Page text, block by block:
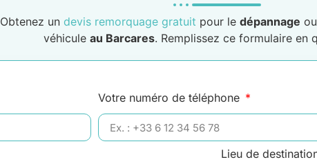
Obtenez un devis remorquage gratuit pour le dépannage ou
véhicule au Barcares. Remplissez ce formulaire en
Votre numéro de téléphone
Lieu de